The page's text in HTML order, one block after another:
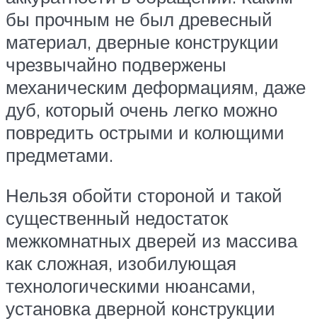
бы прочным не был древесный
материал, дверные конструкции
чрезвычайно подвержены
механическим деформациям, даже
дуб, который очень легко можно
повредить острыми и колющими
предметами.
Нельзя обойти стороной и такой
существенный недостаток
межкомнатных дверей из массива
как сложная, изобилующая
технологическими нюансами,
установка дверной конструкции